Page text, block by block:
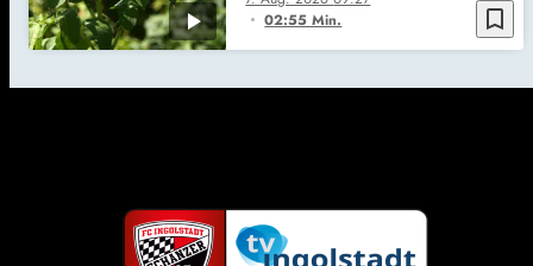
bookmark_border
02:55 Min.